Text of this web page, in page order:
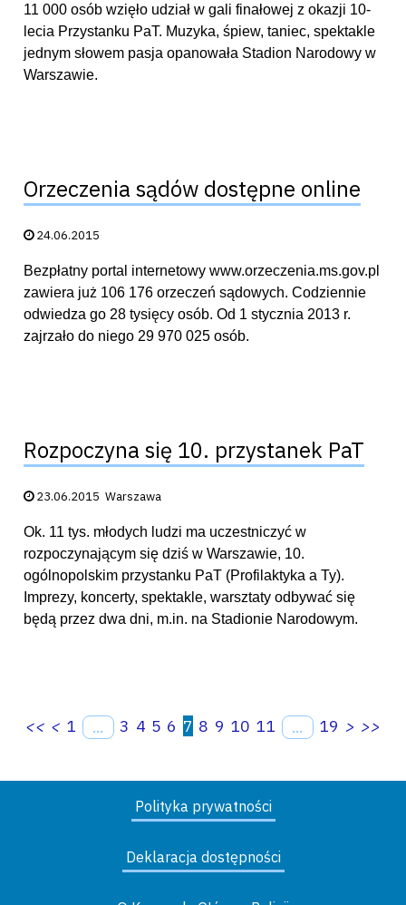
11 000 osób wzięło udział w gali finałowej z okazji 10-
lecia Przystanku PaT. Muzyka, śpiew, taniec, spektakle
jednym słowem pasja opanowała Stadion Narodowy w
Warszawie.
Orzeczenia sądów dostępne online
Data publikacji:
24.06.2015
Bezpłatny portal internetowy www.orzeczenia.ms.gov.pl
zawiera już 106 176 orzeczeń sądowych. Codziennie
odwiedza go 28 tysięcy osób. Od 1 stycznia 2013 r.
zajrzało do niego 29 970 025 osób.
Rozpoczyna się 10. przystanek PaT
Data publikacji:
23.06.2015 Warszawa
Ok. 11 tys. młodych ludzi ma uczestniczyć w
rozpoczynającym się dziś w Warszawie, 10.
ogólnopolskim przystanku PaT (Profilaktyka a Ty).
Imprezy, koncerty, spektakle, warsztaty odbywać się
będą przez dwa dni, m.in. na Stadionie Narodowym.
<< < 1 ... 3 4 5 6 7 8 9 10 11 ... 19 > >>
Polityka prywatności
Deklaracja dostępności